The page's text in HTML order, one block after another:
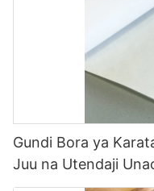
Gundi Bora ya
Juu na Utendaji